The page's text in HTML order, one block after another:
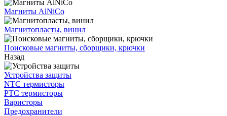
Магниты AlNiCo
Магнитопласты, винил
Поисковые магниты, сборщики, крючки
Назад
Устройства защиты
NTC термисторы
PTC термисторы
Варисторы
Предохранители